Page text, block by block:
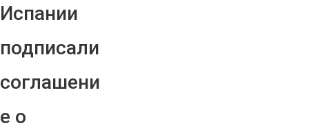
Испании
подписали
соглашени
е о